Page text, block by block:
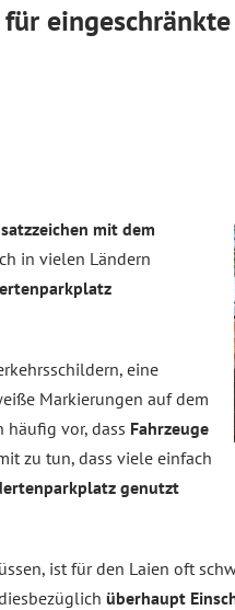
mit dem
in vielen Ländern
eine
Markierungen auf dem
häufig vor, dass Fahrzeuge
zu tun, dass viele einfach
genutzt
ist für den Laien oft
überhaupt